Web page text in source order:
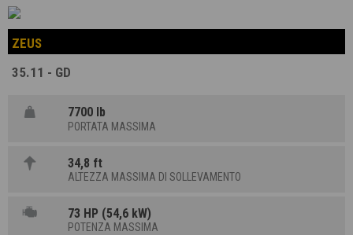
ZEUS
35.11 - GD
7700 lb
PORTATA MASSIMA
34,8 ft
ALTEZZA MASSIMA DI SOLLEVAMENTO
73 HP (54,6 kW)
POTENZA MASSIMA